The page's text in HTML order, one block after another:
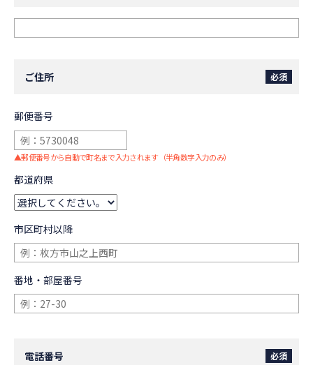
ご住所 必須
郵便番号
▲郵便番号から自動で町名まで入力されます（半角数字入力のみ）
都道府県
市区町村以降
番地・部屋番号
電話番号 必須